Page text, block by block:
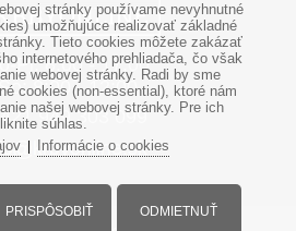
Pi: 8:00 - 17:00
8:00 - 12:00
949303 099
stránky používame nevyhnutné
umožňujúce realizovať základné
Tieto cookies môžete zakázať
internetového prehliadača, čo však
webovej stránky. Radi by sme
cookies (non-essential), ktoré nám
našej webovej stránky. Pre ich
súhlas.
| Informácie o cookies
PRISPÔSOBIŤ ODMIETNUŤ